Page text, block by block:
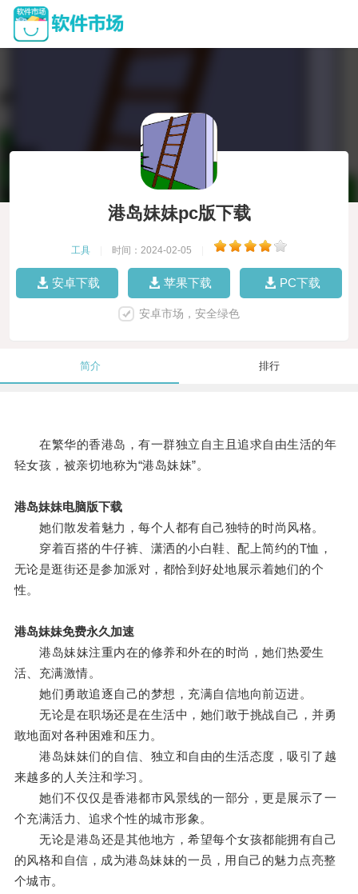
港岛妹妹pc版下载
工具 时间：2024-02-05
安卓下载 苹果下载 PC下载
安卓市场，安全绿色
简介 排行
在繁华的香港岛，有一群独立自主且追求自由生活的年
轻女孩，被亲切地称为“港岛妹妹”。
港岛妹妹电脑版下载
她们散发着魅力，每个人都有自己独特的时尚风格。
穿着百搭的牛仔裤、潇洒的小白鞋、配上简约的T恤，
无论是逛街还是参加派对，都恰到好处地展示着她们的个
性。
港岛妹妹免费永久加速
港岛妹妹注重内在的修养和外在的时尚，她们热爱生
活、充满激情。
她们勇敢追逐自己的梦想，充满自信地向前迈进。
无论是在职场还是在生活中，她们敢于挑战自己，并勇
敢地面对各种困难和压力。
港岛妹妹们的自信、独立和自由的生活态度，吸引了越
来越多的人关注和学习。
她们不仅仅是香港都市风景线的一部分，更是展示了一
个充满活力、追求个性的城市形象。
无论是港岛还是其他地方，希望每个女孩都能拥有自己
的风格和自信，成为港岛妹妹的一员，用自己的魅力点亮整
个城市。